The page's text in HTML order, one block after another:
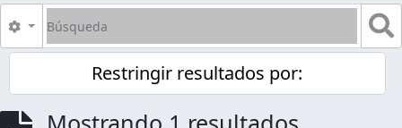
Búsqueda
Search options
Restringir resultados por: